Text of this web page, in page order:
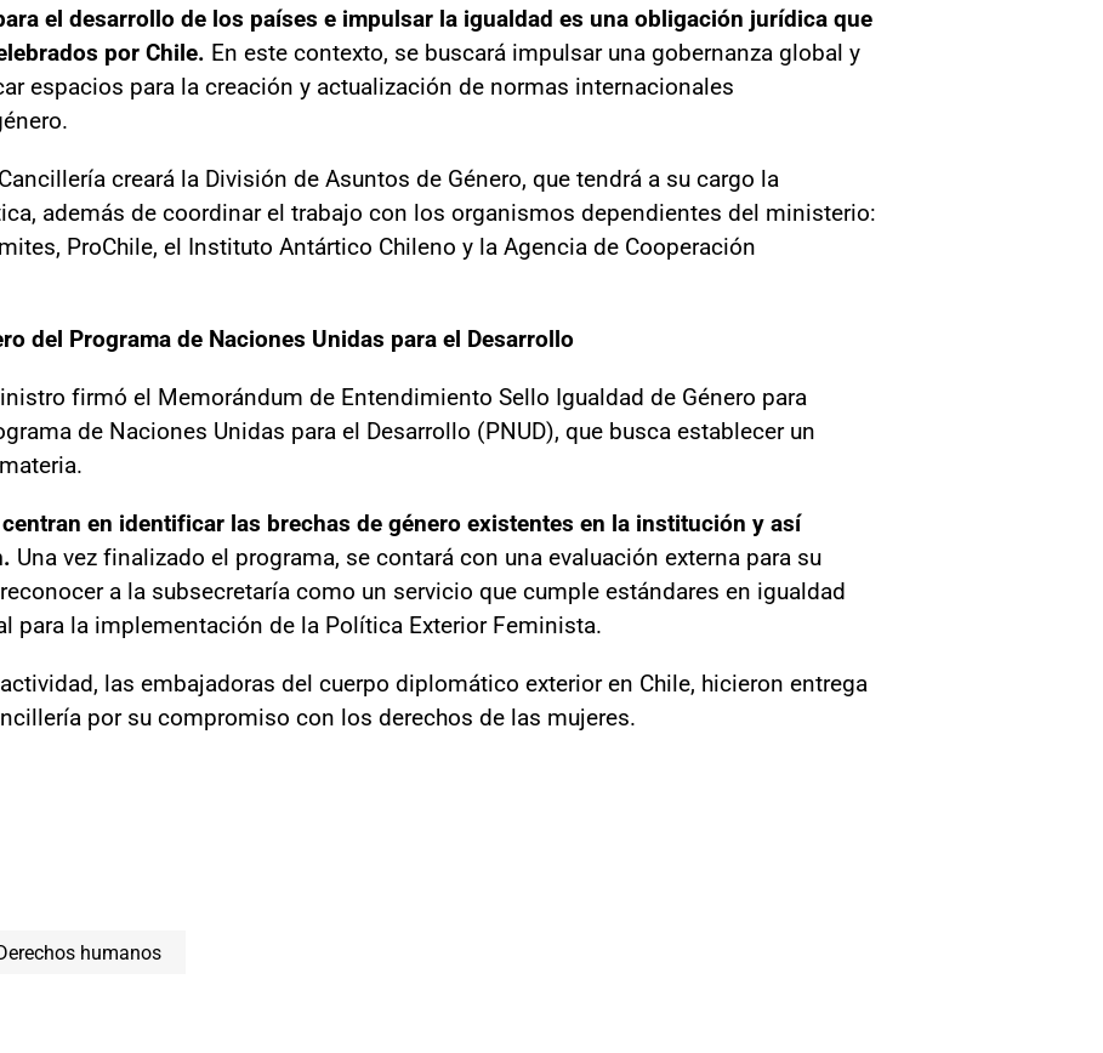
el desarrollo de los países e impulsar la igualdad es una obligación jurídica que
por Chile. En este contexto, se buscará impulsar una gobernanza global y
espacios para la creación y actualización de normas internacionales
creará la División de Asuntos de Género, que tendrá a su cargo la
además de coordinar el trabajo con los organismos dependientes del ministerio:
ProChile, el Instituto Antártico Chileno y la Agencia de Cooperación
del Programa de Naciones Unidas para el Desarrollo
firmó el Memorándum de Entendimiento Sello Igualdad de Género para
de Naciones Unidas para el Desarrollo (PNUD), que busca establecer un
en identificar las brechas de género existentes en la institución y así
Una vez finalizado el programa, se contará con una evaluación externa para su
a la subsecretaría como un servicio que cumple estándares en igualdad
para la implementación de la Política Exterior Feminista.
las embajadoras del cuerpo diplomático exterior en Chile, hicieron entrega
por su compromiso con los derechos de las mujeres.
humanos